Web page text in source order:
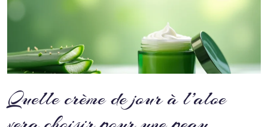
Quelle crème de jour à l’aloe